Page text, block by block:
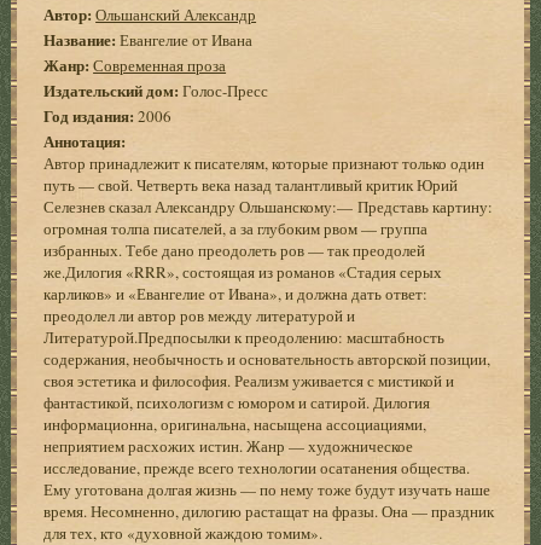
Автор: Ольшанский Александр
Название: Евангелие от Ивана
Жанр: Современная проза
Издательский дом: Голос-Пресс
Год издания: 2006
Аннотация:
Автор принадлежит к писателям, которые признают только один
путь — свой. Четверть века назад талантливый критик Юрий
Селезнев сказал Александру Ольшанскому:— Представь картину:
огромная толпа писателей, а за глубоким рвом — группа
избранных. Тебе дано преодолеть ров — так преодолей
же.Дилогия «RRR», состоящая из романов «Стадия серых
карликов» и «Евангелие от Ивана», и должна дать ответ:
преодолел ли автор ров между литературой и
Литературой.Предпосылки к преодолению: масштабность
содержания, необычность и основательность авторской позиции,
своя эстетика и философия. Реализм уживается с мистикой и
фантастикой, психологизм с юмором и сатирой. Дилогия
информационна, оригинальна, насыщена ассоциациями,
неприятием расхожих истин. Жанр — художническое
исследование, прежде всего технологии осатанения общества.
Ему уготована долгая жизнь — по нему тоже будут изучать наше
время. Несомненно, дилогию растащат на фразы. Она — праздник
для тех, кто «духовной жаждою томим».